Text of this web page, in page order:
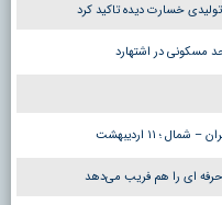
خسارت دیده تاکید کرد
؛ ١١ اردیبهشت
حرفه ای را هم فریب می‌دهد